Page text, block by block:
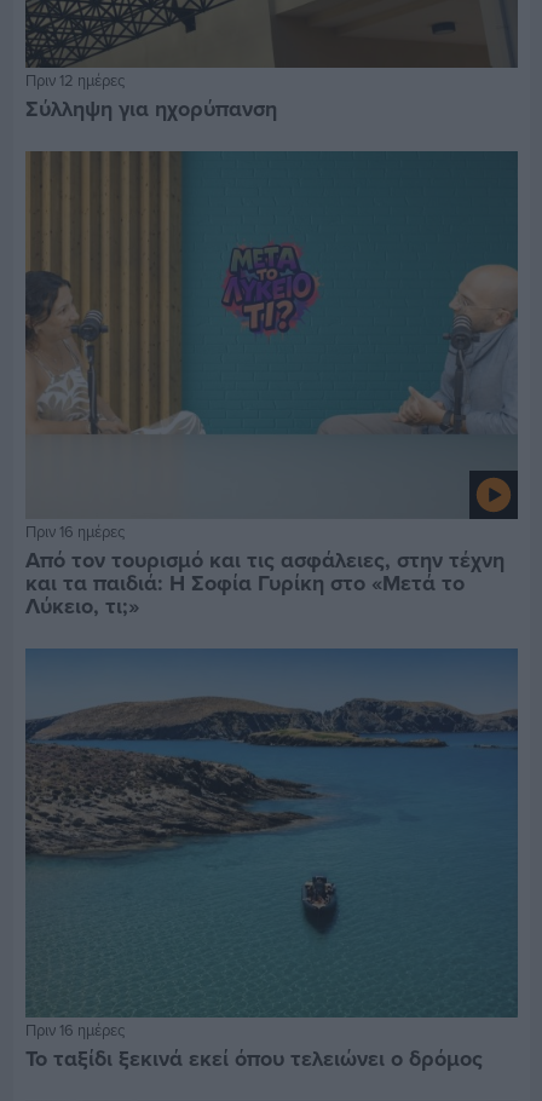
Πριν 12 ημέρες
Σύλληψη για ηχορύπανση
Πριν 16 ημέρες
Από τον τουρισμό και τις ασφάλειες, στην τέχνη
και τα παιδιά: Η Σοφία Γυρίκη στο «Μετά το
Λύκειο, τι;»
Πριν 16 ημέρες
Το ταξίδι ξεκινά εκεί όπου τελειώνει ο δρόμος